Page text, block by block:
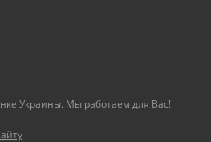
Украины. Мы работаем для Вас!